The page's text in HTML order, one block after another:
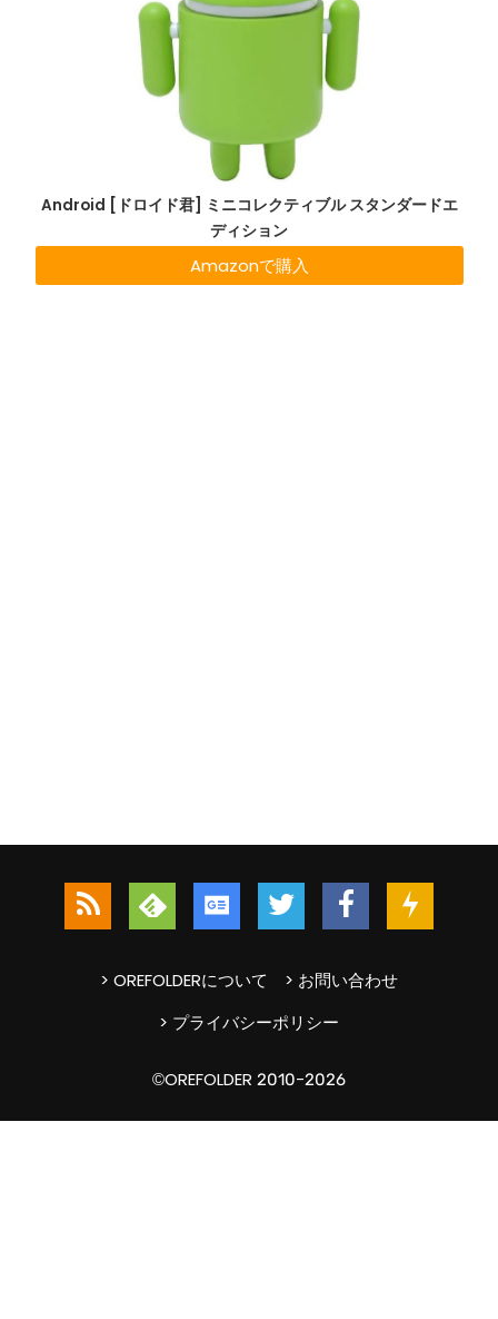
Android [ドロイド君] ミニコレクティブル スタンダードエ
ディション
Amazonで購入
> OREFOLDERについて
> お問い合わせ
> プライバシーポリシー
©OREFOLDER 2010-2026